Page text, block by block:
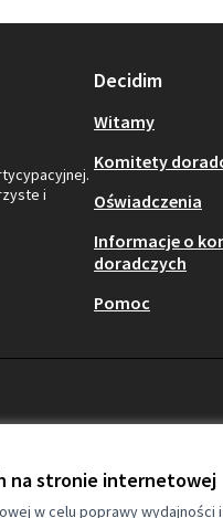
na stronie internetowej
w celu poprawy
i
Decidim
Witamy
Komitety
Oświadczenia
Informacje o
doradczych
Pomoc